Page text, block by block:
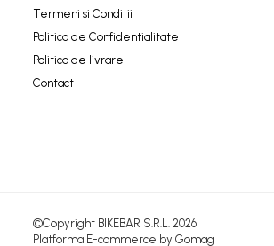
Termeni si Conditii
Politica de Confidentialitate
Politica de livrare
Contact
©Copyright BIKEBAR S.R.L. 2026
Platforma E-commerce by Gomag